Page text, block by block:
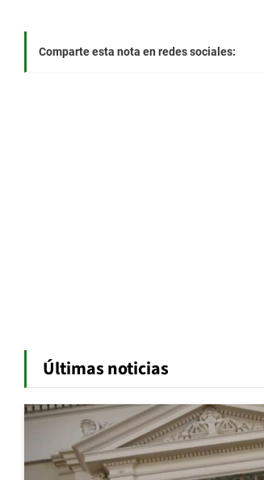
Comparte esta nota en redes sociales:
Últimas noticias